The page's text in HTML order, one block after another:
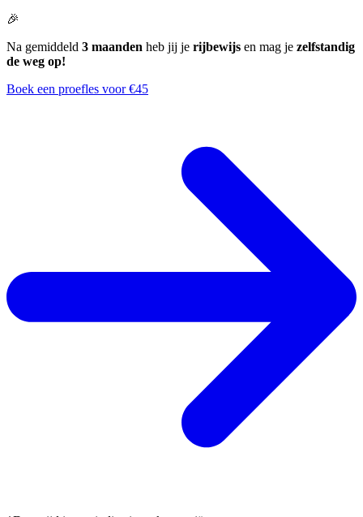
🎉
Na gemiddeld 3 maanden heb jij je rijbewijs en mag je zelfstandig
de weg op!
Boek een proefles voor €45